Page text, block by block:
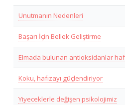
Unutmanın Nedenleri
Başarı İçin Bellek Geliştirme
Elmada bulunan antioksidanlar
Koku, hafızayı güçlendiriyor
Yiyeceklerle değişen psikolojimiz